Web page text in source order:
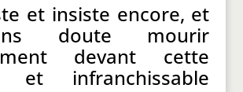
et insiste encore, et
doute mourir
devant cette
et infranchissable